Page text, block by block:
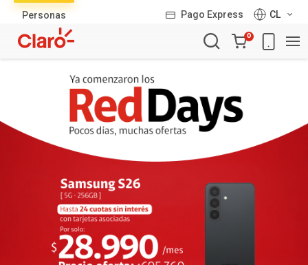
Personas Pago Express
CL
Carro
de
0
productos